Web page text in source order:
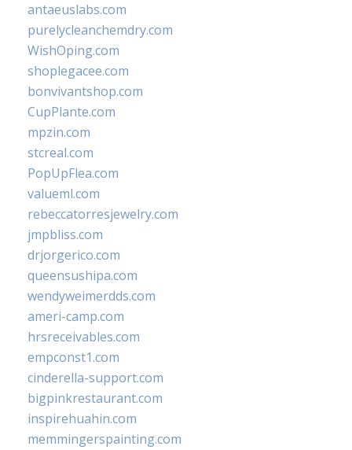
antaeuslabs.com
purelycleanchemdry.com
WishOping.com
shoplegacee.com
bonvivantshop.com
CupPlante.com
mpzin.com
stcreal.com
PopUpFlea.com
valueml.com
rebeccatorresjewelry.com
jmpbliss.com
drjorgerico.com
queensushipa.com
wendyweimerdds.com
ameri-camp.com
hrsreceivables.com
empconst1.com
cinderella-support.com
bigpinkrestaurant.com
inspirehuahin.com
memmingerspainting.com